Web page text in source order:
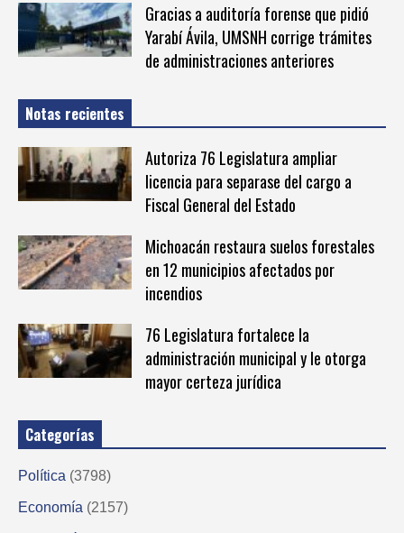
Gracias a auditoría forense que pidió
Yarabí Ávila, UMSNH corrige trámites
de administraciones anteriores
Notas recientes
Autoriza 76 Legislatura ampliar
licencia para separase del cargo a
Fiscal General del Estado
Michoacán restaura suelos forestales
en 12 municipios afectados por
incendios
76 Legislatura fortalece la
administración municipal y le otorga
mayor certeza jurídica
Categorías
Política (3798)
Economía (2157)